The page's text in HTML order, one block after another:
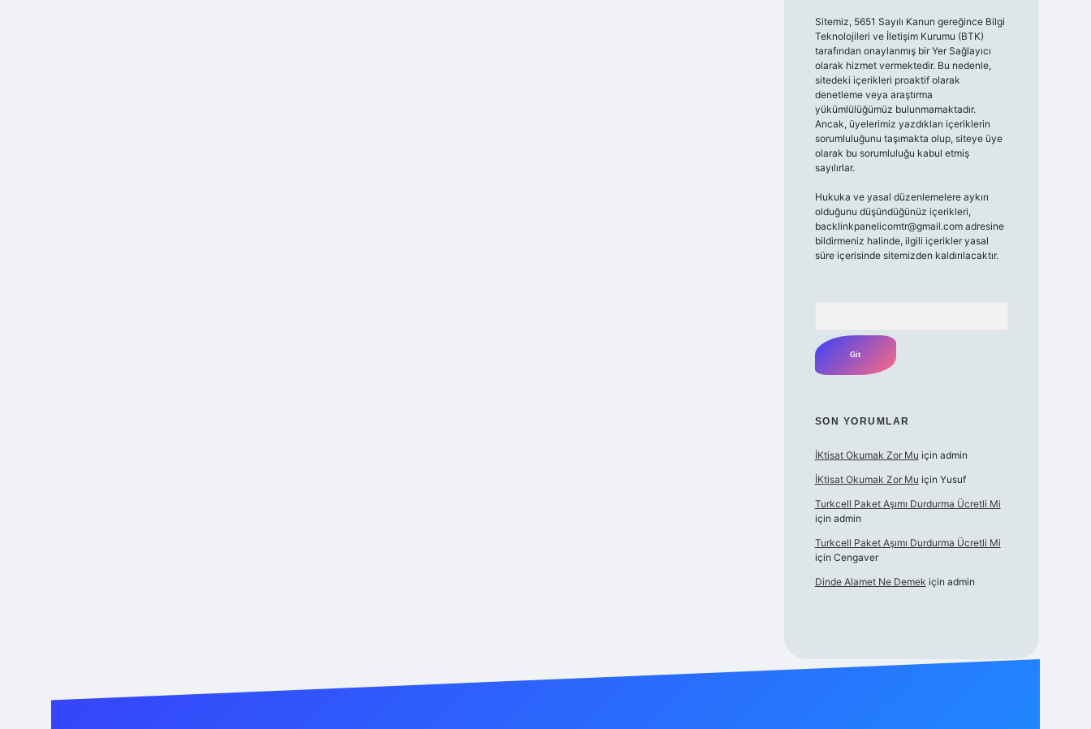
Sitemiz, 5651 Sayılı Kanun gereğince Bilgi
Teknolojileri ve İletişim Kurumu (BTK)
tarafından onaylanmış bir Yer Sağlayıcı
olarak hizmet vermektedir. Bu nedenle,
sitedeki içerikleri proaktif olarak
denetleme veya araştırma
yükümlülüğümüz bulunmamaktadır.
Ancak, üyelerimiz yazdıkları içeriklerin
sorumluluğunu taşımakta olup, siteye üye
olarak bu sorumluluğu kabul etmiş
sayılırlar.
Hukuka ve yasal düzenlemelere aykırı
olduğunu düşündüğünüz içerikleri,
backlinkpanelicomtr@gmail.comadresine
bildirmeniz halinde, ilgili içerikler yasal
süre içerisinde sitemizden kaldırılacaktır.
SON YORUMLAR
İKtisat Okumak Zor Mu için admin
İKtisat Okumak Zor Mu için Yusuf
Turkcell Paket Aşımı Durdurma Ücretli Mi
için admin
Turkcell Paket Aşımı Durdurma Ücretli Mi
için Cengaver
Dinde Alamet Ne Demek için admin